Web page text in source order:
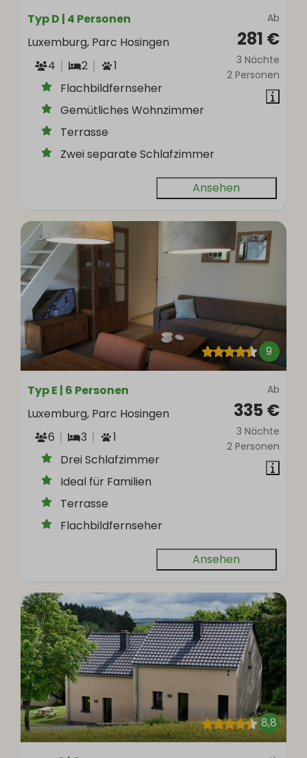
Ab
281 €
3 Nächte
2 Personen
Typ D | 4 Personen
Luxemburg, Parc Hosingen
4
2
1
Flachbildfernseher
Gemütliches Wohnzimmer
Terrasse
Zwei separate Schlafzimmer
Ansehen
9
Ab
335 €
3 Nächte
2 Personen
Typ E | 6 Personen
Luxemburg, Parc Hosingen
6
3
1
Drei Schlafzimmer
Ideal für Familien
Terrasse
Flachbildfernseher
Ansehen
8,8